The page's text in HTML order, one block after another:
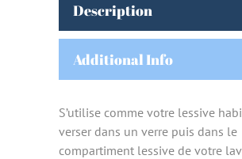
Description
Additional Info
S’utilise comme votre lessive
verser dans un verre puis dans le
compartiment lessive de votre